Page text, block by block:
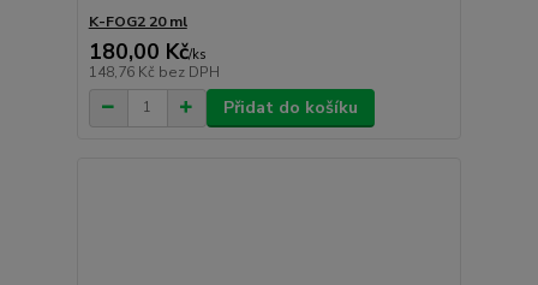
K-FOG2 20 ml
180,00 Kč/ks
148,76 Kč bez DPH
Přidat do košíku